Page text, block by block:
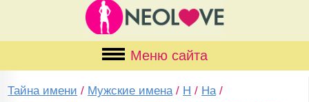
Меню сайта
Тайна имени / Мужские имена / Н / На /